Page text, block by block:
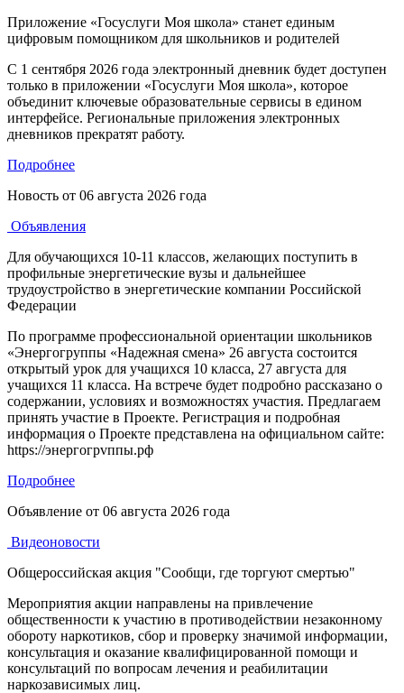
Приложение «Госуслуги Моя школа» станет единым
цифровым помощником для школьников и родителей
С 1 сентября 2026 года электронный дневник будет доступен
только в приложении «Госуслуги Моя школа», которое
объединит ключевые образовательные сервисы в едином
интерфейсе. Региональные приложения электронных
дневников прекратят работу.
Подробнее
Новость от 06 августа 2026 года
Объявления
Для обучающихся 10-11 классов, желающих поступить в
профильные энергетические вузы и дальнейшее
трудоустройство в энергетические компании Российской
Федерации
По программе профессиональной ориентации школьников
«Энергогруппы «Надежная смена» 26 августа состоится
открытый урок для учащихся 10 класса, 27 августа для
учащихся 11 класса. На встрече будет подробно рассказано о
содержании, условиях и возможностях участия. Предлагаем
принять участие в Проекте. Регистрация и подробная
информация о Проекте представлена на официальном сайте:
https://энергогрvппы.рф
Подробнее
Объявление от 06 августа 2026 года
Видеоновости
Общероссийская акция "Сообщи, где торгуют смертью"
Мероприятия акции направлены на привлечение
общественности к участию в противодействии незаконному
обороту наркотиков, сбор и проверку значимой информации,
консультация и оказание квалифицированной помощи и
консультаций по вопросам лечения и реабилитации
наркозависимых лиц.